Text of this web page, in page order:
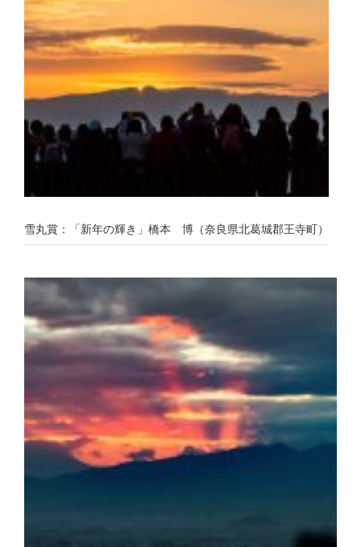
雪丸賞：「新年の輝き」橋本 博（奈良県北葛城郡王寺町）